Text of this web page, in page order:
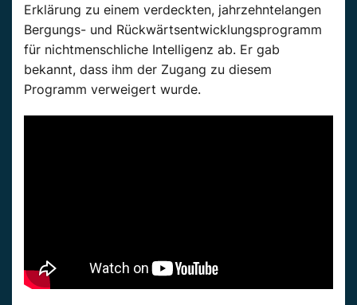
Erklärung zu einem verdeckten, jahrzehntelangen
Bergungs- und Rückwärtsentwicklungsprogramm
für nichtmenschliche Intelligenz ab. Er gab
bekannt, dass ihm der Zugang zu diesem
Programm verweigert wurde.